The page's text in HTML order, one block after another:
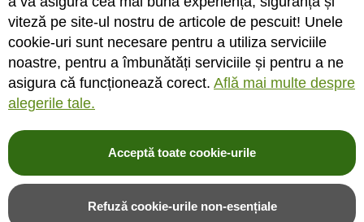
Sa ne cunoastem mai bine. Vino alaturi de noi pe reteaua ta preferata. Te
asteptam cu stiri, surprize, concursuri, premii ...
© 2004-2026 TotalFishing SRL. Toate drepturile rezervate. Citititermeni si
fisiere cookie ,politica de confidentialitate si protectia datelor
viteză pe site-ul nostru de articole de pescuit! Unele
cookie-uri sunt necesare pentru a utiliza serviciile
noastre, pentru a îmbunătăți serviciile și pentru a ne
asigura că funcționează corect. Află mai multe despre
alegerile tale.
Acceptă toate cookie-urile
Refuză cookie-urile non-esențiale